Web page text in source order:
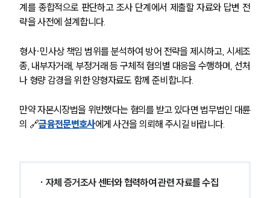
계를 종합적으로 판단하고 조사 단계에서 제출할 자료와 답변 전
략을 사전에 설계합니다.
형사·민사상 책임 범위를 분석하여 방어 전략을 제시하고, 시세조
종, 내부자거래, 부정거래 등 구체적 혐의별 대응을 수행하며, 선처
나 형량 감경을 위한 양형자료도 함께 준비합니다.
만약 자본시장법을 위반했다는 혐의를 받고 있다면 법무법인 대륜
의 🔗금융전문변호사에게 사건을 의뢰해 주시길 바랍니다.
· 자체 증거조사 센터와 협력하여 관련 자료를 수집